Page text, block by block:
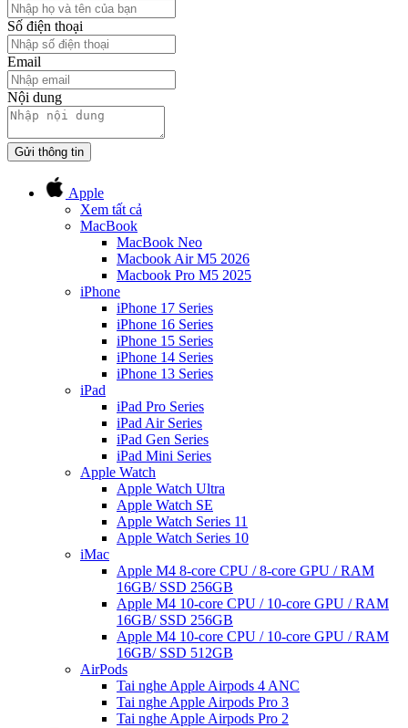
Số điện thoại
Email
Nội dung
Gửi thông tin
Apple
Xem tất cả
MacBook
MacBook Neo
Macbook Air M5 2026
Macbook Pro M5 2025
iPhone
iPhone 17 Series
iPhone 16 Series
iPhone 15 Series
iPhone 14 Series
iPhone 13 Series
iPad
iPad Pro Series
iPad Air Series
iPad Gen Series
iPad Mini Series
Apple Watch
Apple Watch Ultra
Apple Watch SE
Apple Watch Series 11
Apple Watch Series 10
iMac
Apple M4 8-core CPU / 8-core GPU / RAM
16GB/ SSD 256GB
Apple M4 10-core CPU / 10-core GPU / RAM
16GB/ SSD 256GB
Apple M4 10-core CPU / 10-core GPU / RAM
16GB/ SSD 512GB
AirPods
Tai nghe Apple Airpods 4 ANC
Tai nghe Apple Airpods Pro 3
Tai nghe Apple Airpods Pro 2